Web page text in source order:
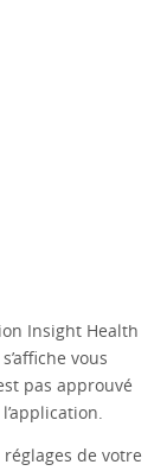
Insight Health
vous
pas approuvé
de votre